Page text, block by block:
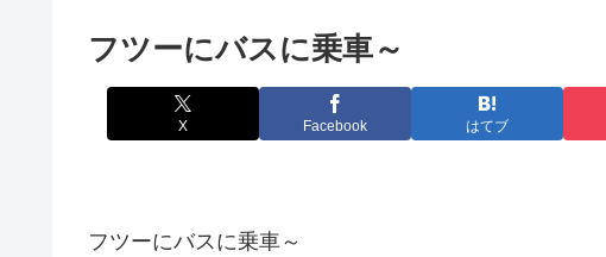
フツーにバスに乗車～
X Facebook はてブ
フツーにバスに乗車～